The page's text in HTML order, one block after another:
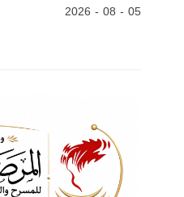
05 - 08 - 2026